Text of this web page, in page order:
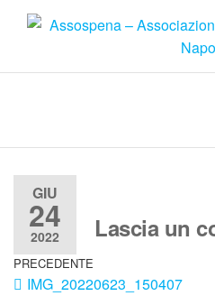
GIU
24
2022
PRECEDENTE
IMG_20220623_150407
Lascia un